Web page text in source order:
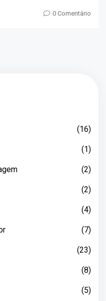
0 Comentário
(16)
(1)
(2)
(2)
(4)
(7)
(23)
(8)
(5)